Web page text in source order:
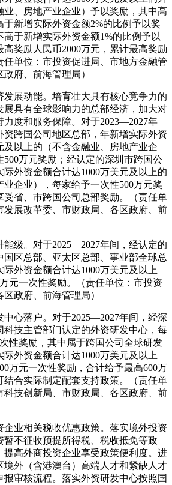
业、房地产业企业）予以奖励，其中高
新增实际外资金额2%的比例予以奖
于新增实际外资金额1%的比例予以
奖励人民币2000万元，累计最高奖励
任单位：市投资促进局、市地方金融管
府、前海管理局）
发展动能。培育壮大具有核心竞争力的
展具有全球影响力的总部经济，加大对
力度和服务保障。对于2023—2027年
资跨国公司地区总部，年新增实际外资
及以上的（不含金融业、房地产业企
500万元奖励；经认定的深圳市跨国公
外资金额合计达1000万美元及以上的
业企业），每家给予一次性500万元奖
受省、市跨国公司总部奖励。（责任单
发展改革委、市财政局、各区政府、前
能级。对于2025—2027年间，经认定的
国区总部、亚太区总部、事业部全球总
外资金额合计达1000万美元及以上
元一次性奖励。（责任单位：市投资
政府、前海管理局）
中心落户。对于2025—2027年间，经深
科技主管部门认定的外资研发中心，每
性奖励，其中属于跨国公司全球研发
外资金额合计达1000万美元及以上
万元一次性奖励，合计给予最高600万
结合实际制定配套支持政策。（责任单
科技创新局、市财政局、各区政府、前
企业相关税收优惠政策。落实境外投资
暂不征收预提所得税、税收抵免等政
提高外商投资企业享受政策便利度。进
境外（含港澳台）高端人才和紧缺人才
审核流程。落实外资研发中心按照国